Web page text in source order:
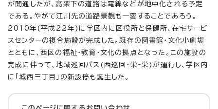
が開通したが、高架下の道路は電線などが地中化される予定
である。やがて江川先の道路景観も一変することであろう。
2010年(平成22年)に学区内に区役所と保健所、在宅サービ
スセンターの複合施設が完成した。既存の図書館・文化小劇場
とともに、西区の福祉・教育・文化の拠点となった。この施設の
完成に伴って、地域巡回バス(西巡回・栄‐栄)が運行し、学区内
に「城西三丁目」の新設停も誕生した。